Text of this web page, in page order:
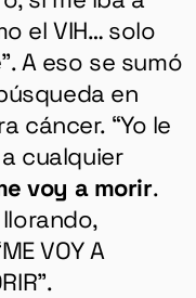
el VIH… solo
A eso se sumó
en
cáncer. “Yo le
cualquier
voy a morir.
VOY A